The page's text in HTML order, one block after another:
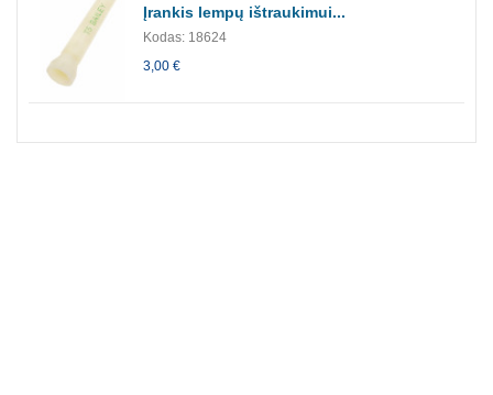
Įrankis lempų ištraukimui...
Kodas: 18624
3,00 €